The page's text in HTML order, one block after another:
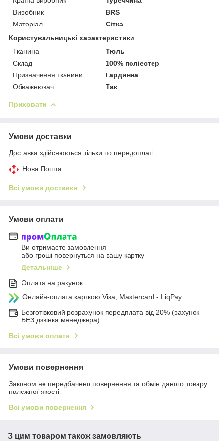
Виробник
BRS
Матеріал
Сітка
Користувальницькі характеристики
Тканина
Тюль
Склад
100% поліестер
Призначення тканини
Гардинна
Обважнювач
Так
Приховати
Умови доставки
Доставка здійснюється тільки по передоплаті.
Нова Пошта
Всі умови доставки
Умови оплати
Ви отримаєте замовлення
або гроші повернуться на вашу картку
Детальніше
Оплата на рахунок
Онлайн-оплата карткою Visa, Mastercard - LiqPay
Безготівковий розрахунок передплата від 20% (рахунок
БЕЗ дзвінка менеджера)
Всі умови оплати
Умови повернення
Законом не передбачено повернення та обмін даного товару
належної якості
Всі умови повернення
З цим товаром також замовляють